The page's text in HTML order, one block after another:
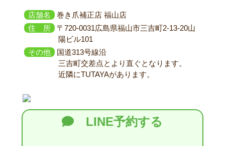
店舗名
巻き爪補正店 福山店
住 所
〒720-0031広島県福山市三吉町2-13-20山
陽ビル101
その他
国道313号線沿
三吉町交差点とより直ぐとなります。
近隣にTUTAYAがあります。
LINE予約する